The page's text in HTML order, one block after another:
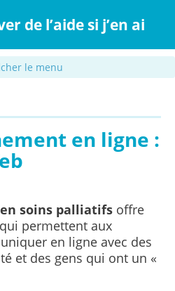
de l’aide si j’en ai
le menu
en ligne :
soins palliatifs offre
permettent aux
en ligne avec des
et des gens qui ont un «